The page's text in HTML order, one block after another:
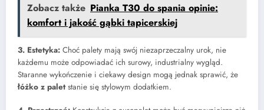
Zobacz także Pianka T30 do spania opinie:
komfort i jakość gąbki tapicerskiej
3. Estetyka: Choć palety mają swój niezaprzeczalny urok, nie
każdemu może odpowiadać ich surowy, industrialny wygląd.
Staranne wykończenie i ciekawy design mogą jednak sprawić, że
łóżko z paletstanie się stylowym dodatkiem.